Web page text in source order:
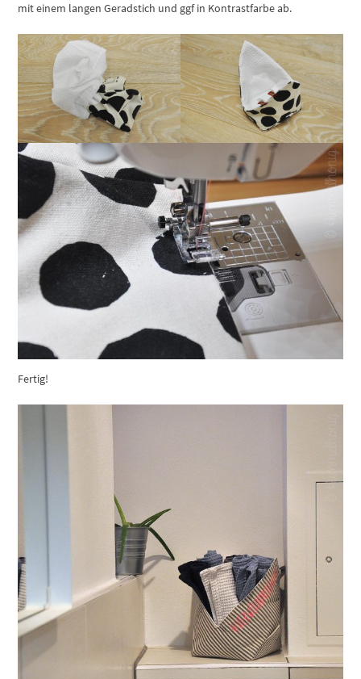
mit einem langen Geradstich und ggf in Kontrastfarbe ab.
Fertig!